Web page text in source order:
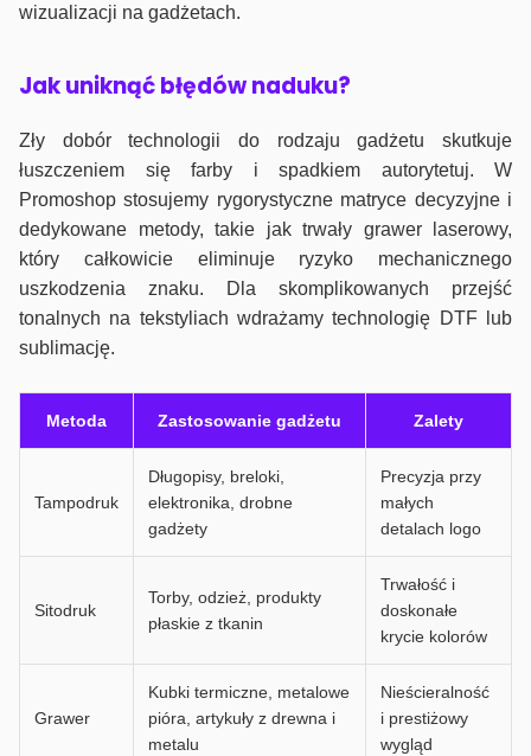
wizualizacji na gadżetach.
Jak uniknąć błędów naduku?
Zły dobór technologii do rodzaju gadżetu skutkuje
łuszczeniem się farby i spadkiem autorytetuj. W
Promoshop stosujemy rygorystyczne matryce decyzyjne i
dedykowane metody, takie jak trwały grawer laserowy,
który całkowicie eliminuje ryzyko mechanicznego
uszkodzenia znaku. Dla skomplikowanych przejść
tonalnych na tekstyliach wdrażamy technologię DTF lub
sublimację.
Metoda Zastosowanie gadżetu Zalety
Tampodruk
Długopisy, breloki,
elektronika, drobne
gadżety
Precyzja przy
małych
detalach logo
Sitodruk
Torby, odzież, produkty
płaskie z tkanin
Trwałość i
doskonałe
krycie kolorów
Grawer
Kubki termiczne, metalowe
pióra, artykuły z drewna i
metalu
Nieścieralność
i prestiżowy
wygląd